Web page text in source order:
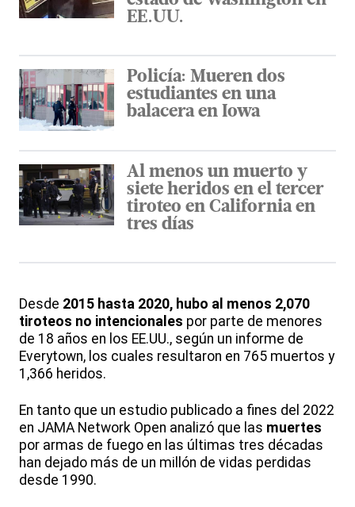
EE.UU.
Policía: Mueren dos
estudiantes en una
balacera en Iowa
Al menos un muerto y
siete heridos en el tercer
tiroteo en California en
tres días
Desde 2015 hasta 2020, hubo al menos 2,070
tiroteos no intencionales por parte de menores
de 18 años en los EE.UU., según un informe de
Everytown, los cuales resultaron en 765 muertos y
1,366 heridos.
En tanto que un estudio publicado a fines del 2022
en JAMA Network Open analizó que las muertes
por armas de fuego en las últimas tres décadas
han dejado más de un millón de vidas perdidas
desde 1990.